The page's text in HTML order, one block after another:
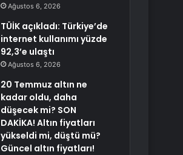
Ağustos 6, 2026
TÜİK açıkladı: Türkiye’de
internet kullanımı yüzde
92,3’e ulaştı
Ağustos 6, 2026
20 Temmuz altın ne
kadar oldu, daha
düşecek mi? SON
DAKİKA! Altın fiyatları
yükseldi mi, düştü mü?
Güncel altın fiyatları!